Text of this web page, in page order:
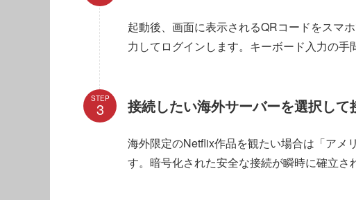
起動後、画面に表示されるQRコードをスマ
力してログインします。キーボード入力の手
STEP 接続したい海外サーバーを選択して
海外限定のNetflix作品を観たい場合は「アメ
す。暗号化された安全な接続が瞬時に確立さ